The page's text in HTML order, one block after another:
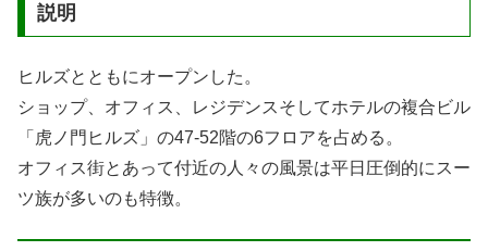
説明
ヒルズとともにオープンした。
ショップ、オフィス、レジデンスそしてホテルの複合ビル
「虎ノ門ヒルズ」の47-52階の6フロアを占める。
オフィス街とあって付近の人々の風景は平日圧倒的にスー
ツ族が多いのも特徴。